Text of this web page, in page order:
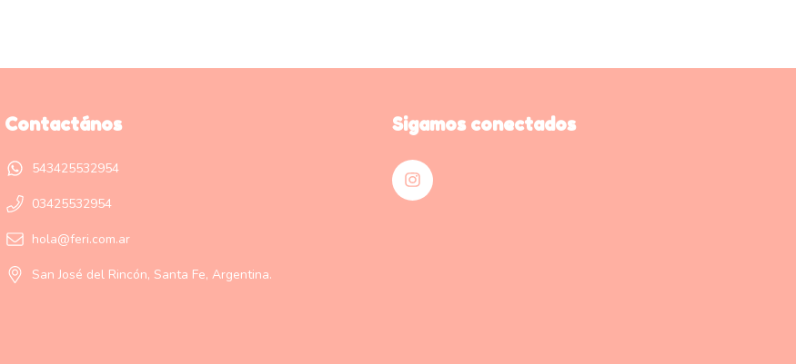
Contactános
543425532954
03425532954
hola@feri.com.ar
San José del Rincón, Santa Fe, Argentina.
Sigamos conectados